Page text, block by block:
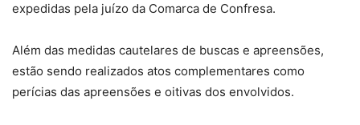
expedidas pela juízo da Comarca de Confresa.
Além das medidas cautelares de buscas e apreensões,
estão sendo realizados atos complementares como
perícias das apreensões e oitivas dos envolvidos.